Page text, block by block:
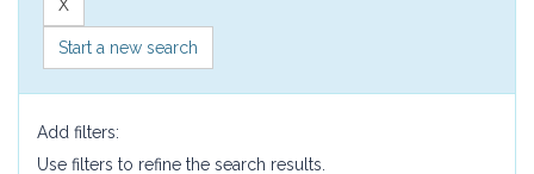
Start a new search
Add filters:
Use filters to refine the search results.